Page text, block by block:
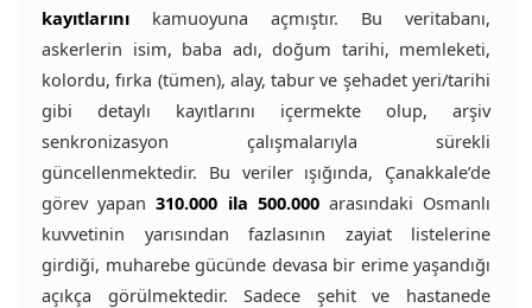
kayıtlarını kamuoyuna açmıştır. Bu veritabanı,
askerlerin isim, baba adı, doğum tarihi, memleketi,
kolordu, fırka (tümen), alay, tabur ve şehadet yeri/tarihi
gibi detaylı kayıtlarını içermekte olup, arşiv
senkronizasyon çalışmalarıyla sürekli
güncellenmektedir. Bu veriler ışığında, Çanakkale’de
görev yapan310.000 ila 500.000 arasındaki Osmanlı
kuvvetinin yarısından fazlasının zayiat listelerine
girdiği, muharebe gücünde devasa bir erime yaşandığı
açıkça görülmektedir. Sadece şehit ve hastanede